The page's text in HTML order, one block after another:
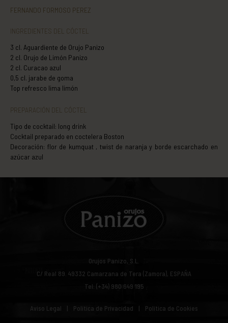
FERNANDO FORMOSO PEREZ
INGREDIENTES DEL CÓCTEL
3 cl. Aguardiente de Orujo Panizo
2 cl. Orujo de Limón Panizo
2 cl. Curacao azul
0,5 cl. jarabe de goma
Top refresco lima limón
PREPARACIÓN DEL CÓCTEL
Tipo de cocktail: long drink
Cocktail preparado en coctelera Boston
Decoración: flor de kumquat , twist de naranja y borde escarchado en
azúcar azul
Orujos Panizo, S.L.
C/ Real 89. 49332 Camarzana de Tera (Zamora), ESPAÑA
Tel: (+34) 980 649 195
Aviso Legal Política de Privacidad Política de Cookies